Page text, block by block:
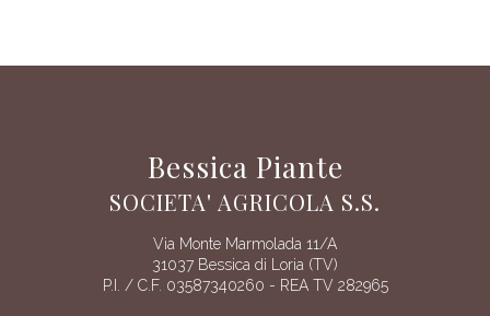
Bessica Piante
SOCIETA' AGRICOLA S.S.
Via Monte Marmolada 11/A
31037 Bessica di Loria (TV)
P.I. / C.F. 03587340260 - REA TV 282965